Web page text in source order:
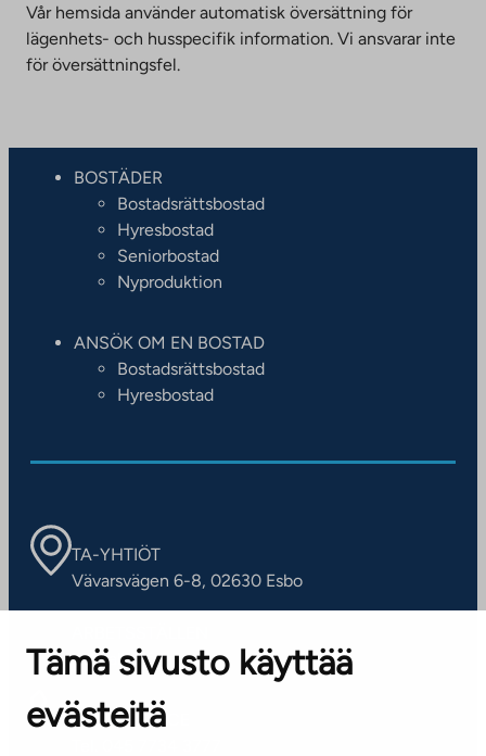
Tämä sivusto käyttää
evästeitä
Vår hemsida använder automatisk översättning för
lägenhets- och husspecifik information. Vi ansvarar inte
för översättningsfel.
BOSTÄDER
Bostadsrättsbostad
Hyresbostad
Seniorbostad
Nyproduktion
ANSÖK OM EN BOSTAD
Bostadsrättsbostad
Hyresbostad
TA-YHTIÖT
Vävarsvägen 6-8, 02630 Esbo
Kontaktinformation
KUNDSERVICE